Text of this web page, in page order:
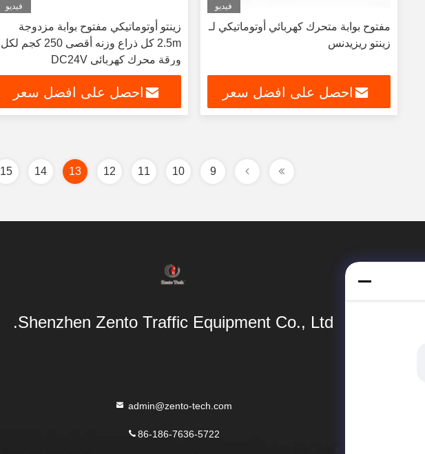
فيديو
مفتوح بوابة متحرك كهربائي أوتوماتيكي لـ
زينتو ريزيدنس
احصل على افضل سعر
فيديو
زينتو أوتوماتيكي مفتوح بوابة مزدوجة
2.5m كل ذراع وزنه أقصى 250 كجم لكل
ورقة محرك كهربائي DC24V
احصل على افضل سعر
9
10
11
12
13
14
15
Shenzhen Zento Traffic Equipment Co., Ltd.
admin@zento-tech.com
86-186-7636-5722